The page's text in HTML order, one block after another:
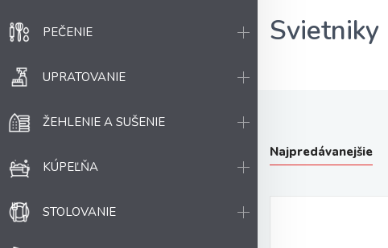
PEČENIE
UPRATOVANIE
ŽEHLENIE A SUŠENIE
KÚPEĽŇA
STOLOVANIE
Svietniky
Najpredávanejšie